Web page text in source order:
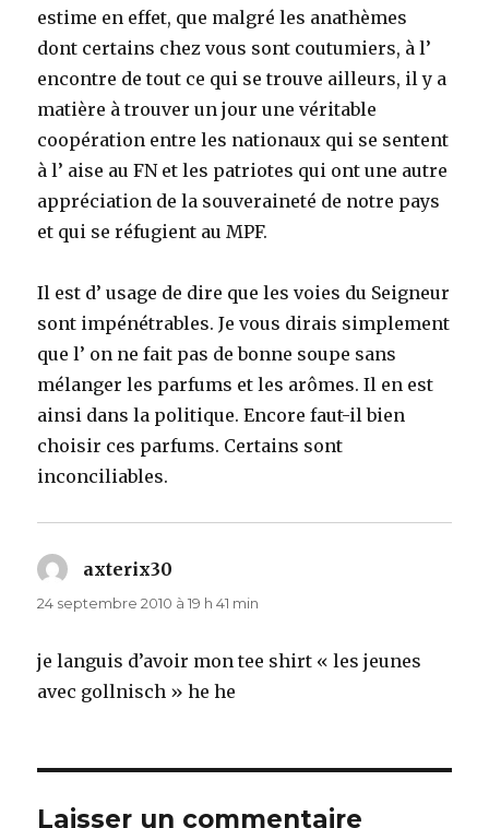
estime en effet, que malgré les anathèmes
dont certains chez vous sont coutumiers, à l’
encontre de tout ce qui se trouve ailleurs, il y a
matière à trouver un jour une véritable
coopération entre les nationaux qui se sentent
à l’ aise au FN et les patriotes qui ont une autre
appréciation de la souveraineté de notre pays
et qui se réfugient au MPF.
Il est d’ usage de dire que les voies du Seigneur
sont impénétrables. Je vous dirais simplement
que l’ on ne fait pas de bonne soupe sans
mélanger les parfums et les arômes. Il en est
ainsi dans la politique. Encore faut-il bien
choisir ces parfums. Certains sont
inconciliables.
axterix30
24 septembre 2010 à 19 h 41 min
je languis d’avoir mon tee shirt « les jeunes
avec gollnisch » he he
Laisser un commentaire